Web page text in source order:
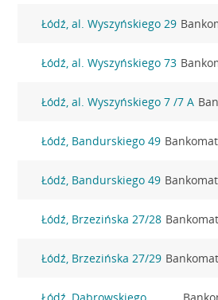
Łódź, al. Wyszyńskiego 29
Łódź, al. Wyszyńskiego 73
Łódź, al. Wyszyńskiego 7 /7 A
Łódź, Bandurskiego 49
Łódź, Bandurskiego 49
Łódź, Brzezińska 27/28
Łódź, Brzezińska 27/29